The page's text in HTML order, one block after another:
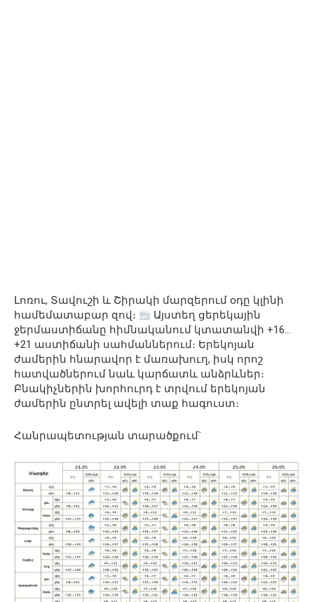
Լոռու, Տավուշի և Շիրակի մարզերում օդը կլինի
համեմատաբար զով։
Այստեղ ցերեկային
ջերմաստիճանը հիմնականում կտատանվի +16…
+21 աստիճանի սահմաններում։ Երեկոյան
ժամերին հնարավոր է մառախուղ, իսկ որոշ
հատվածներում նաև կարճատև անձրևներ։
Բնակիչներին խորհուրդ է տրվում երեկոյան
ժամերին ընտրել ավելի տաք հագուստ։
Հանրապետության տարածքում`